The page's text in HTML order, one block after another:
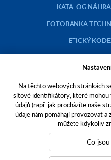
KATALOG
FOTOBANKA
ETICKÝ
Copyright ©
Toto jsou internetové stránky
Hustopečích, Brněnská
zapsané v OR vedeném Krajským
Společnost AGROTEC a.s. je
společností
IČO 26185610, se sídlem na
Na těchto webových stránkách
síťové identifikátory, které mohou
údajů (např. jak procházíte naše
údaje nám pomáhají provozovat a
můžete kdykoliv
Co